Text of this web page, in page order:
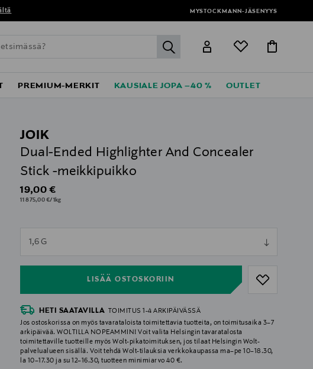
MYSTOCKMANN-JÄSENYYS
label.header.go
PREMIUM-MERKIT KAUSIALE JOPA –40 % OUTLET
JOIK
Dual-Ended Highlighter And Concealer
Stick -meikkipuikko
Original Price
19,00 €
11 875,00 €/1kg
1,6 G
LISÄÄ OSTOSKORIIN
null
HETI SAATAVILLA
TOIMITUS 1-4 ARKIPÄIVÄSSÄ
Jos ostoskorissa on myös tavarataloista toimitettavia tuotteita, on toimitusaika 3–7
arkipäivää. WOLTILLA NOPEAMMIN! Voit valita Helsingin tavaratalosta
toimitettaville tuotteille myös Wolt-pikatoimituksen, jos tilaat Helsingin Wolt-
palvelualueen sisällä. Voit tehdä Wolt-tilauksia verkkokaupassa ma–pe 10–18.30,
la 10–17.30 ja su 12–16.30, tuotteen minimiarvo 40 €.